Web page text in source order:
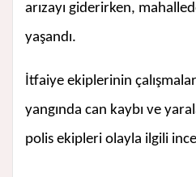
arızayı giderirken,
yaşandı.
İtfaiye ekiplerinin
yangında can kaybı ve
polis ekipleri olayla ilgili